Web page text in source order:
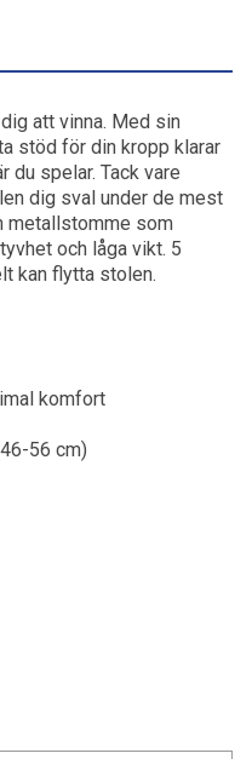
att vinna. Med sin
stöd för din kropp klarar
du spelar. Tack vare
dig sval under de mest
metallstomme som
och låga vikt. 5
kan flytta stolen.
komfort
56 cm)